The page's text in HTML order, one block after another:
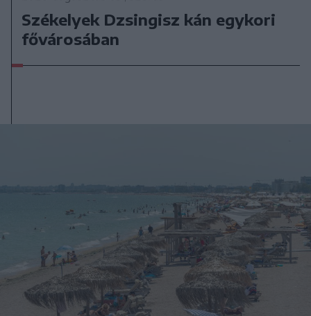
Székelyek Dzsingisz kán egykori
fővárosában